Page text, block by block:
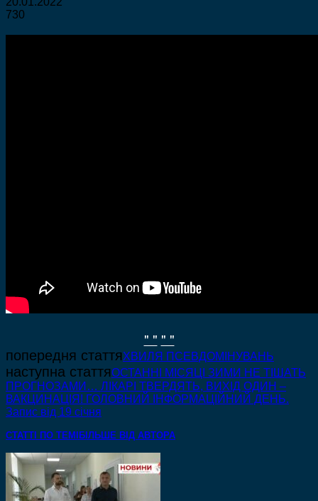
730
" " " "
попередня статтяХВИЛЯ ПСЕВДОМІНУВАНЬ
наступна статтяОСТАННІ МІСЯЦІ ЗИМИ НЕ ТІШАТЬ
ПРОГНОЗАМИ… ЛІКАРІ ТВЕРДЯТЬ, ВИХІД ОДИН –
ВАКЦИНАЦІЯ! ГОЛОВНИЙ ІНФОРМАЦІЙНИЙ ДЕНЬ.
Запис від 19 січня
СТАТТІ ПО ТЕМІ БІЛЬШЕ ВІД АВТОРА